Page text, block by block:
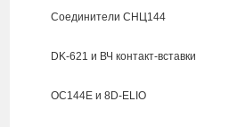
Соединители СНЦ144
DK-621 и ВЧ контакт-вставки
ОС144Е и 8D-ELIO